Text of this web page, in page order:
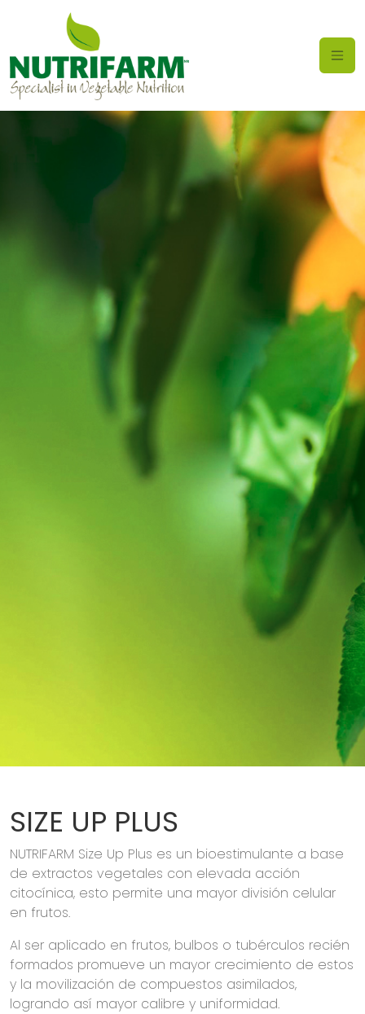
SIZE UP PLUS
NUTRIFARM Size Up Plus es un bioestimulante a base
de extractos vegetales con elevada acción
citocínica, esto permite una mayor división celular
en frutos.
Al ser aplicado en frutos, bulbos o tubérculos recién
formados promueve un mayor crecimiento de estos
y la movilización de compuestos asimilados,
logrando así mayor calibre y uniformidad.